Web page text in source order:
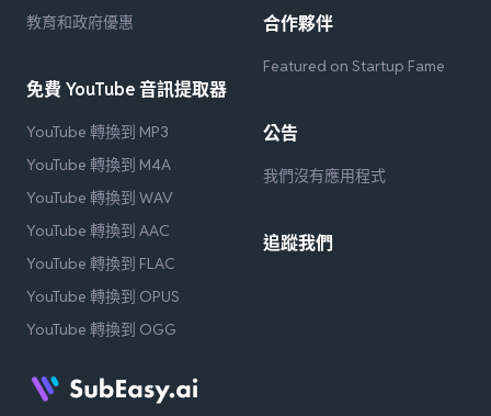
教育和政府優惠
免費 YouTube 音訊提取器
YouTube 轉換到 MP3
YouTube 轉換到 M4A
YouTube 轉換到 WAV
YouTube 轉換到 AAC
YouTube 轉換到 FLAC
YouTube 轉換到 OPUS
YouTube 轉換到 OGG
合作夥伴
Featured on Startup Fame
公告
我們沒有應用程式
追蹤我們